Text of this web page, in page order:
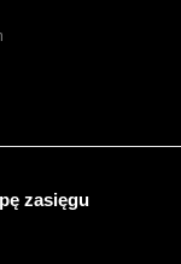
zasięgu